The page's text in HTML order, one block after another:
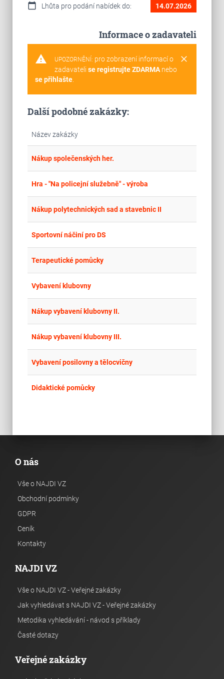
calendar_today Lhůta pro podání nabídek do: 14.07.2026
Informace o zadavateli
warning clear
UPOZORNĚNÍ: pro zobrazení informací o
zadavateli se registrujte ZDARMAnebo
se přihlašte.
Další podobné zakázky:
Název zakázky
Nákup společenských her.
Hra - "Na policejní služebně" - výroba
Nákup polytechnických sad a stavebnic II
Sportovní náčiní pro DS
Terapeutické pomůcky
Vybavení klubovny
Nákup vybavení klubovny II.
Nákup vybavení klubovny III.
Vybavení posilovny a tělocvičny
Didaktické pomůcky
O nás
Vše o NAJDI VZ
Obchodní podmínky
GDPR
Ceník
Kontakty
NAJDI VZ
Vše o NAJDI VZ - Veřejné zakázky
Jak vyhledávat s NAJDI VZ - Veřejné zakázky
Metodika vyhledávání - návod s příklady
Časté dotazy
Veřejné zakázky